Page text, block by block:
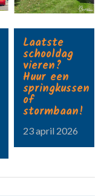
Laatste
schooldag
vieren?
Huur een
springkussen
of
stormbaan!
23 april 2026